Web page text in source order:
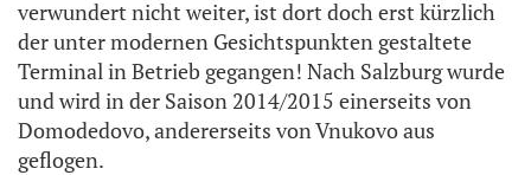
verwundert nicht weiter, ist dort doch erst kürzlich
der unter modernen Gesichtspunkten gestaltete
Terminal in Betrieb gegangen! Nach Salzburg wurde
und wird in der Saison 2014/2015 einerseits von
Domodedovo, andererseits von Vnukovo aus
geflogen.